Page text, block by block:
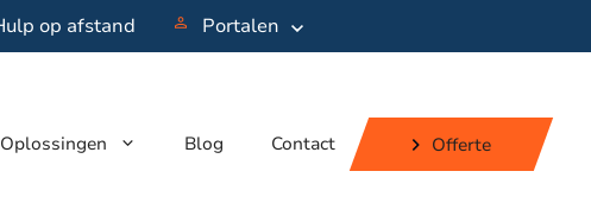
op afstand Portalen
Oplossingen Blog Contact Offerte